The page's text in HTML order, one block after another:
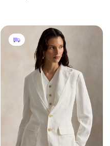
1100 грн 13
1300 грн -16%